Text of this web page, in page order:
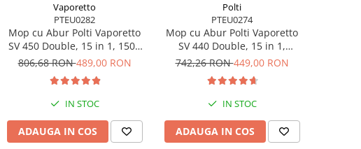
Vaporetto
PTEU0282
Mop cu Abur Polti Vaporetto
SV 450 Double, 15 in 1, 1500
W, 2.4 Kg, Alb/Verde
806,68 RON489,00 RON
IN STOC
ADAUGA IN COS
Polti
PTEU0274
Mop cu Abur Polti Vaporetto
SV 440 Double, 15 in 1,
1500W, 2.4Kg, Alb/Violet
742,26 RON449,00 RON
IN STOC
ADAUGA IN COS